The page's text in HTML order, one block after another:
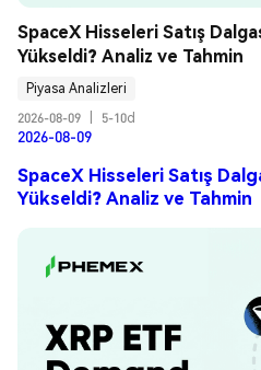
SpaceX Hisseleri Satış
Yükseldi? Analiz ve Tahmin
Piyasa Analizleri
2026-08-09
5-10d
2026-08-09
SpaceX Hisseleri Satış
Yükseldi? Analiz ve Tahmin